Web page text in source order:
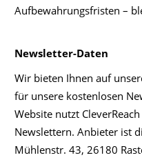
Aufbewahrungsfristen –
Newsletter-Daten
Wir bieten Ihnen auf
für unsere kostenlosen
Website nutzt
Newslettern. Anbieter ist
Mühlenstr. 43, 26180